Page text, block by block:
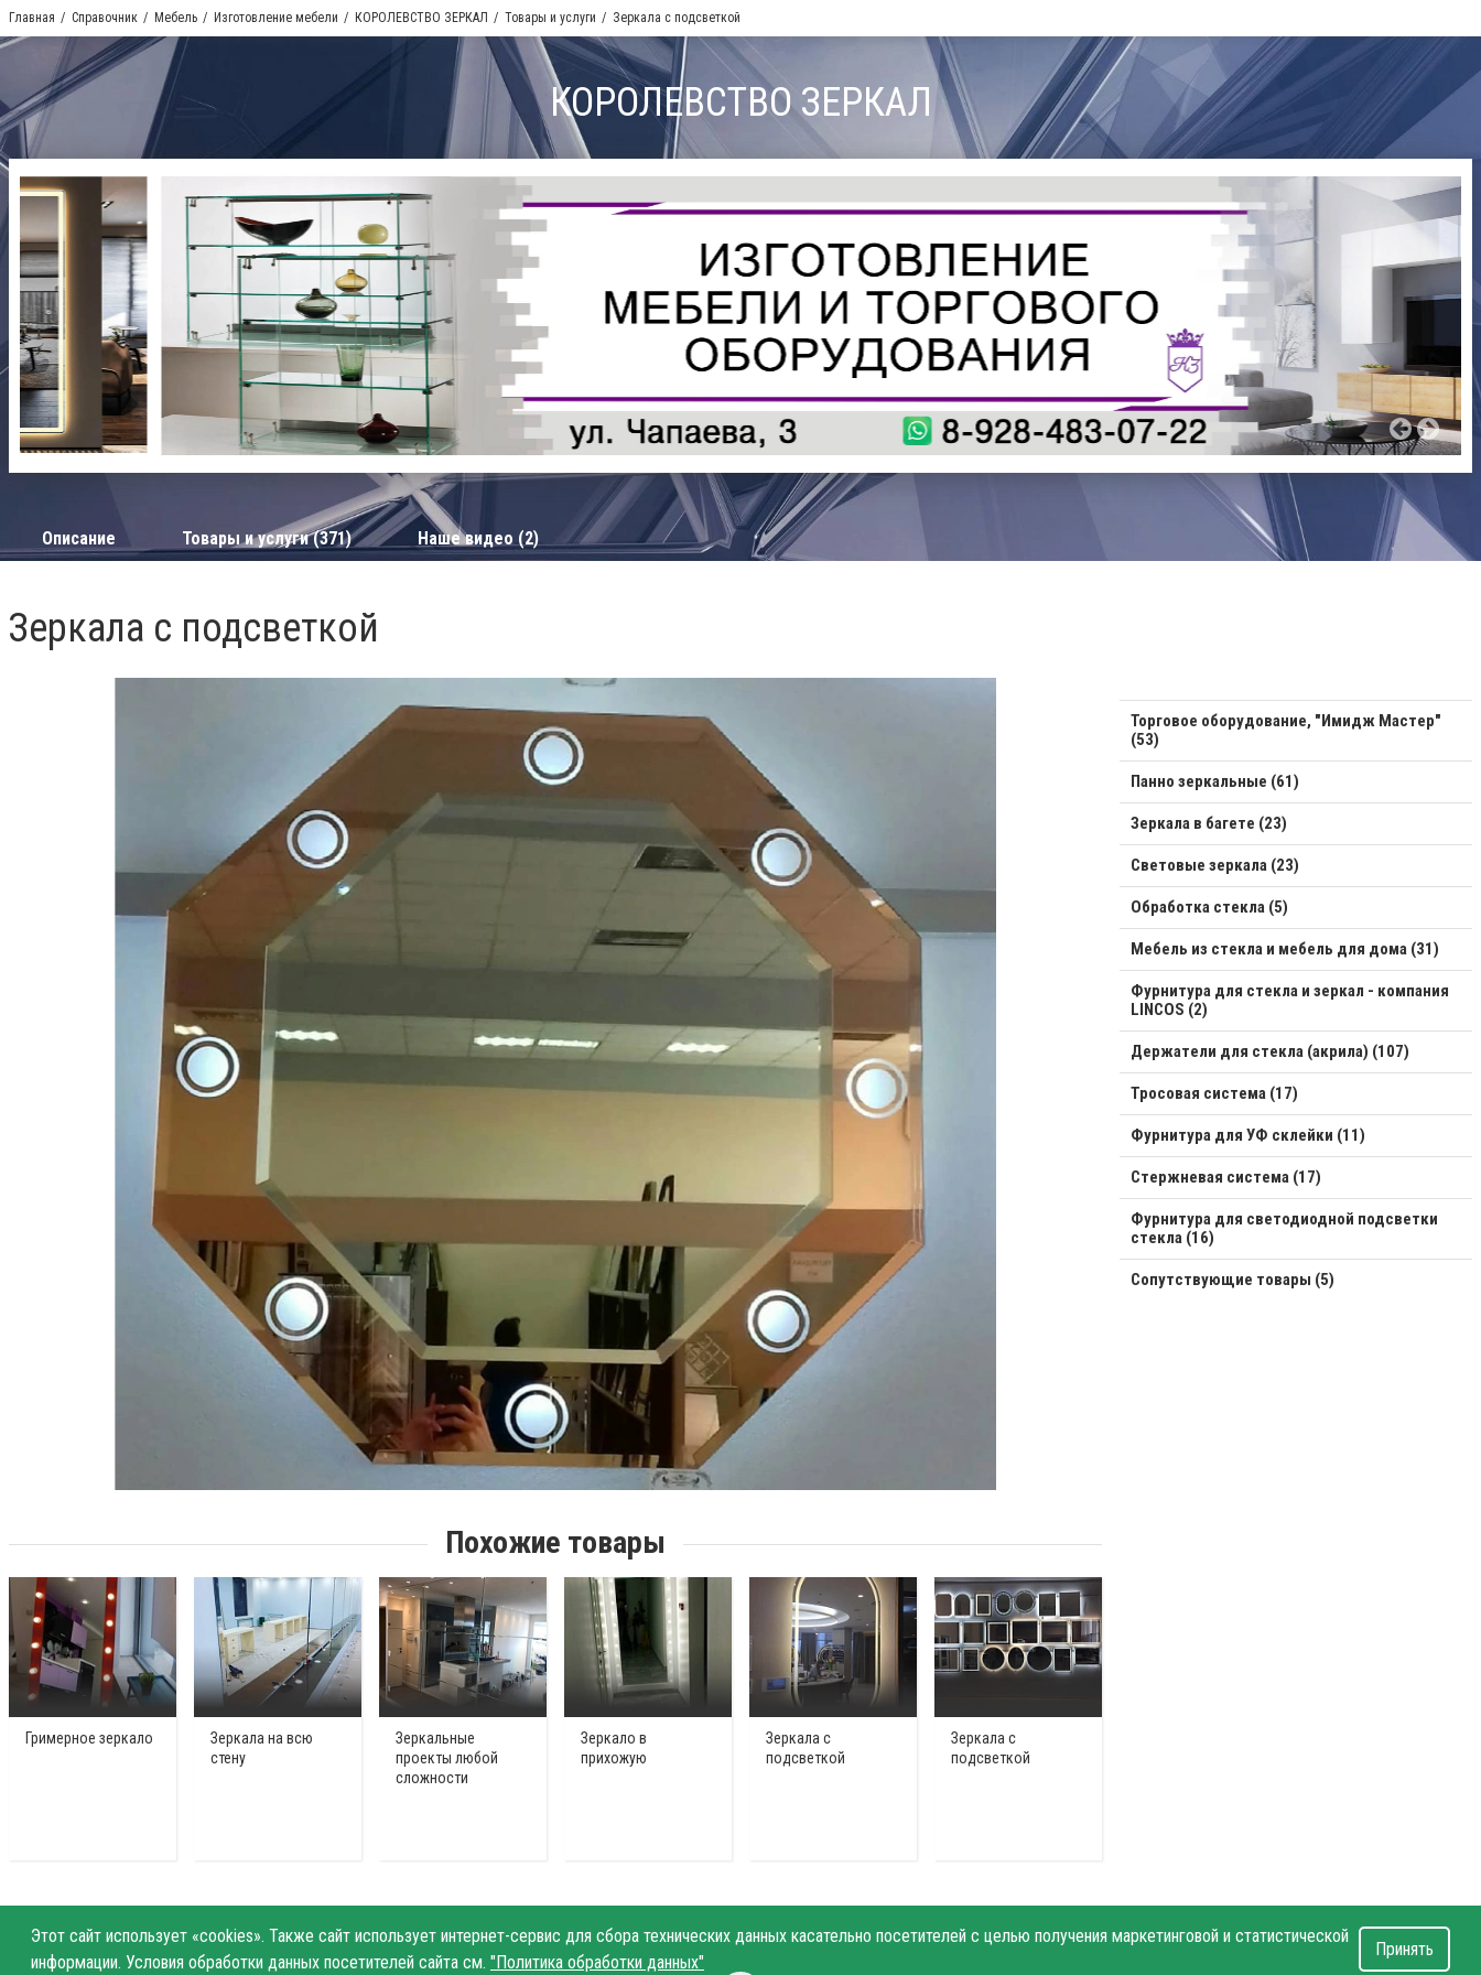
Главная Справочник Мебель Изготовление мебели КОРОЛЕВСТВО ЗЕРКАЛ Товары и услуги Зеркала с подсветкой
КОРОЛЕВСТВО ЗЕРКАЛ
Описание Товары и услуги (371) Наше видео (2)
Зеркала с подсветкой
Торговое оборудование, "Имидж Мастер"
(53)
Панно зеркальные (61)
Зеркала в багете (23)
Световые зеркала (23)
Обработка стекла (5)
Мебель из стекла и мебель для дома (31)
Фурнитура для стекла и зеркал - компания
LINCOS (2)
Держатели для стекла (акрила) (107)
Тросовая система (17)
Фурнитура для УФ склейки (11)
Стержневая система (17)
Фурнитура для светодиодной подсветки
стекла (16)
Сопутствующие товары (5)
Похожие товары
Гримерное зеркало
Зеркала на всю
стену
Зеркальные
проекты любой
сложности
Зеркало в
прихожую
Зеркала с
подсветкой
Зеркала с
подсветкой
Этот сайт использует «cookies». Также сайт использует интернет-сервис для сбора технических данных касательно посетителей с целью получения маркетинговой и статистической
информации. Условия обработки данных посетителей сайта см. "Политика обработки данных"
Принять